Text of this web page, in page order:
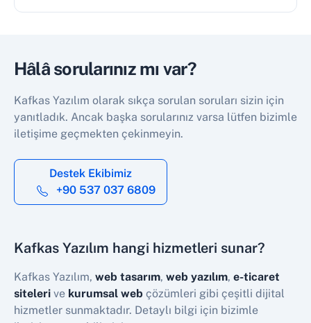
Hâlâ sorularınız mı var?
Kafkas Yazılım olarak sıkça sorulan soruları sizin için
yanıtladık. Ancak başka sorularınız varsa lütfen bizimle
iletişime geçmekten çekinmeyin.
Destek Ekibimiz
+90 537 037 6809
Kafkas Yazılım hangi hizmetleri sunar?
Kafkas Yazılım, web tasarım, web yazılım, e-ticaret
siteleri ve kurumsal web çözümleri gibi çeşitli dijital
hizmetler sunmaktadır. Detaylı bilgi için bizimle